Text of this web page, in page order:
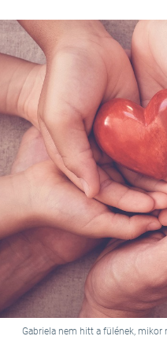
Gabriela nem hitt a fülének,